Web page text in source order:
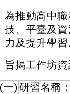
為推動高中
技、平臺及
力及提升學習
旨揭工作坊資
(一) 研習名稱